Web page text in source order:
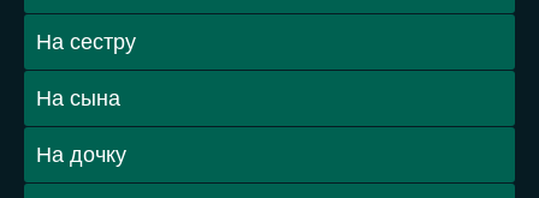
На сестру
На сына
На дочку